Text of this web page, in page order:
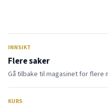
INNSIKT
Flere saker
Gå tilbake til magasinet for flere
KURS